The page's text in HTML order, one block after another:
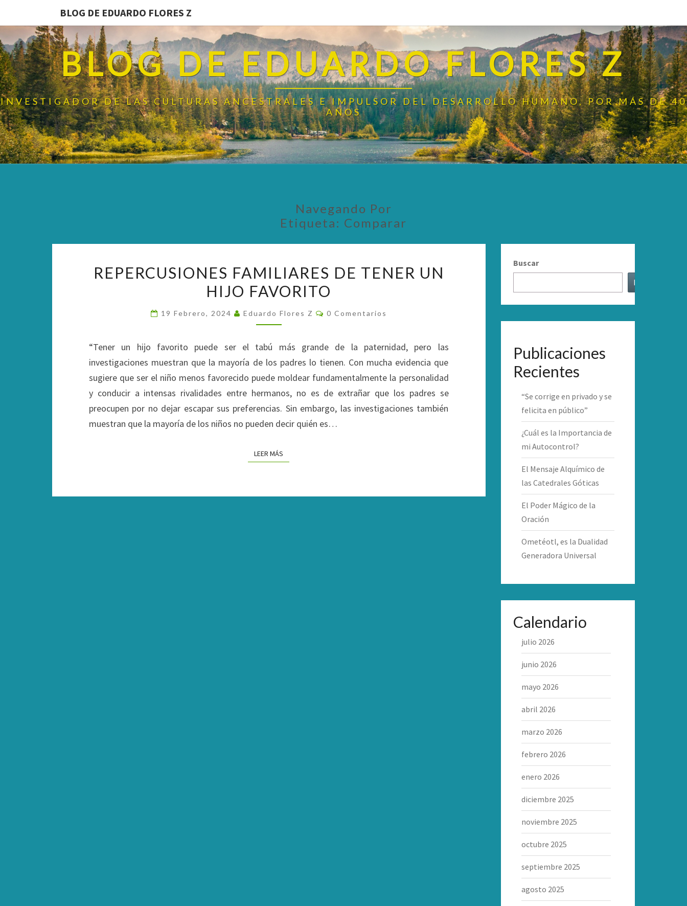
BLOG DE EDUARDO FLORES Z
BLOG DE EDUARDO FLORES Z
INVESTIGADOR DE LAS CULTURAS ANCESTRALES E IMPULSOR DEL DESARROLLO HUMANO, POR MÁS DE 40
AÑOS
Navegando Por
Etiqueta: Comparar
FAMILIARES
DE
UN
FAVORITO
REPERCUSIONES FAMILIARES DE TENER UN
HIJO FAVORITO
19 Febrero, 2024 Eduardo Flores Z Comentarios
0 Comentarios
“Tener un hijo favorito puede ser el tabú más grande de la paternidad, pero las
investigaciones muestran que la mayoría de los padres lo tienen. Con mucha evidencia que
sugiere que ser el niño menos favorecido puede moldear fundamentalmente la personalidad
y conducir a intensas rivalidades entre hermanos, no es de extrañar que los padres se
preocupen por no dejar escapar sus preferencias. Sin embargo, las investigaciones también
muestran que la mayoría de los niños no pueden decir quién es…
LEER MÁS
Buscar
Buscar
Publicaciones
Recientes
“Se corrige en privado y se
felicita en público”
¿Cuál es la Importancia de
mi Autocontrol?
El Mensaje Alquímico de
las Catedrales Góticas
El Poder Mágico de la
Oración
Ometéotl, es la Dualidad
Generadora Universal
Calendario
julio 2026
junio 2026
mayo 2026
abril 2026
marzo 2026
febrero 2026
enero 2026
diciembre 2025
noviembre 2025
octubre 2025
septiembre 2025
agosto 2025